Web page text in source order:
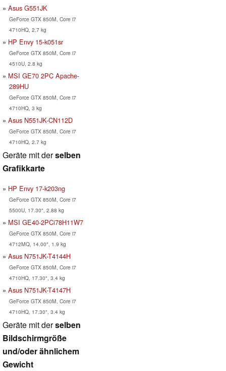
Asus G551JK
GeForce GTX 850M, Core i7
4710HQ, 2.7 kg
HP Envy 15-k051sr
GeForce GTX 850M, Core i7
4510U, 2.8 kg
MSI GE70 2PC Apache-
289HU
GeForce GTX 850M, Core i7
4710HQ, 3 kg
Asus N551JK-CN112D
GeForce GTX 850M, Core i7
4710HQ, 2.7 kg
Geräte mit derselben
Grafikkarte
HP Envy 17-k203ng
GeForce GTX 850M, Core i7
5500U, 17.30", 2.88 kg
MSI GE40-2PCi78H11W7
GeForce GTX 850M, Core i7
4712MQ, 14.00", 1.9 kg
Asus N751JK-T4144H
GeForce GTX 850M, Core i7
4710HQ, 17.30", 3.4 kg
Asus N751JK-T4147H
GeForce GTX 850M, Core i7
4710HQ, 17.30", 3.4 kg
Geräte mit derselben
Bildschirmgröße
und/oder ähnlichem
Gewicht